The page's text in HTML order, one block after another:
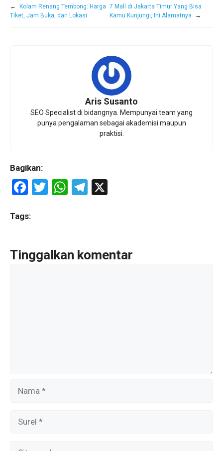
←
Kolam Renang Tembong: Harga
Tiket, Jam Buka, dan Lokasi
7 Mall di Jakarta Timur Yang Bisa
Kamu Kunjungi, Ini Alamatnya
→
Aris Susanto
SEO Specialist di bidangnya. Mempunyai team yang
punya pengalaman sebagai akademisi maupun
praktisi.
Bagikan:
F
ce
o
o
T
W
A
T
a
Tags:
Tinggalkan komentar